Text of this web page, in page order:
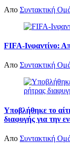
Απο Συντακτική
FIFA-Ινφαντίνο:
Απο Συντακτική
Υποβλήθηκε το
διαφυγής για την
Απο Συντακτική